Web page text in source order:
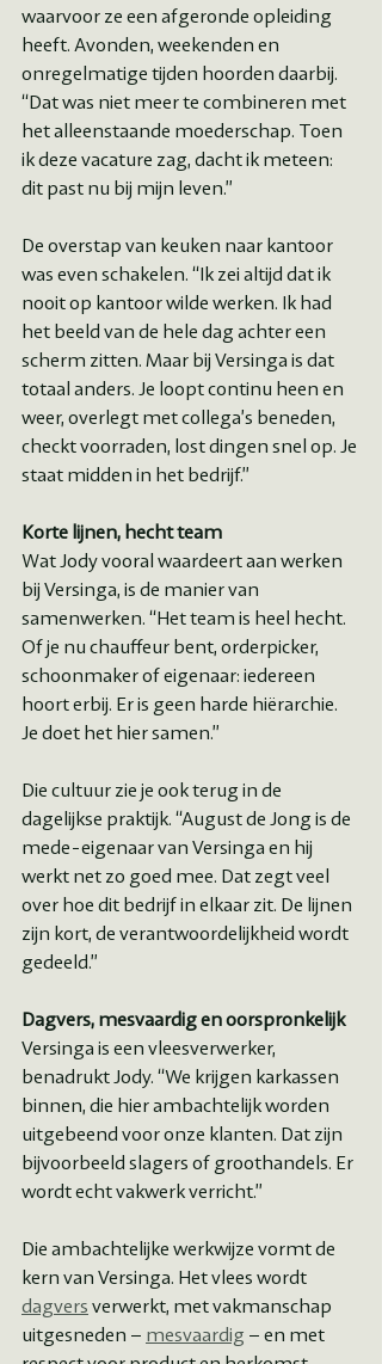
waarvoor ze een afgeronde opleiding
heeft. Avonden, weekenden en
onregelmatige tijden hoorden daarbij.
“Dat was niet meer te combineren met
het alleenstaande moederschap. Toen
ik deze vacature zag, dacht ik meteen:
dit past nu bij mijn leven.”
De overstap van keuken naar kantoor
was even schakelen. “Ik zei altijd dat ik
nooit op kantoor wilde werken. Ik had
het beeld van de hele dag achter een
scherm zitten. Maar bij Versinga is dat
totaal anders. Je loopt continu heen en
weer, overlegt met collega’s beneden,
checkt voorraden, lost dingen snel op. Je
staat midden in het bedrijf.”
Korte lijnen, hecht team
Wat Jody vooral waardeert aan werken
bij Versinga, is de manier van
samenwerken. “Het team is heel hecht.
Of je nu chauffeur bent, orderpicker,
schoonmaker of eigenaar: iedereen
hoort erbij. Er is geen harde hiërarchie.
Je doet het hier samen.”
Die cultuur zie je ook terug in de
dagelijkse praktijk. “August de Jong is de
mede-eigenaar van Versinga en hij
werkt net zo goed mee. Dat zegt veel
over hoe dit bedrijf in elkaar zit. De lijnen
zijn kort, de verantwoordelijkheid wordt
gedeeld.”
Dagvers, mesvaardig en oorspronkelijk
Versinga is een vleesverwerker,
benadrukt Jody. “We krijgen karkassen
binnen, die hier ambachtelijk worden
uitgebeend voor onze klanten. Dat zijn
bijvoorbeeld slagers of groothandels. Er
wordt echt vakwerk verricht.”
Die ambachtelijke werkwijze vormt de
kern van Versinga. Het vlees wordt
dagvers verwerkt, met vakmanschap
uitgesneden – mesvaardig – en met